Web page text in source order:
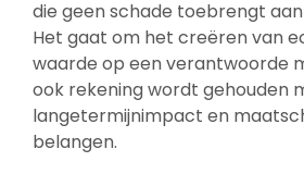
die geen schade toebrengt
Het gaat om het creëren van
waarde op een verantwoorde
ook rekening wordt gehouden
langetermijnimpact en
belangen.